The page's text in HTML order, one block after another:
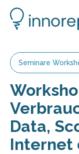
Seminare
Data,
Internet